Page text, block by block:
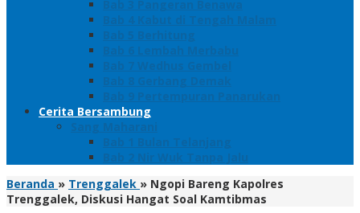
Bab 3 Pangeran Benawa
Bab 4 Kabut di Tengah Malam
Bab 5 Berhitung
Bab 6 Lembah Merbabu
Bab 7 Wedhus Gembel
Bab 8 Gerbang Demak
Bab 9 Pertempuran Panarukan
Cerita Bersambung
Sang Maharani
Bab 1 Bulan Telanjang
Bab 2 Nir Wuk Tanpa Jalu
Beranda » Trenggalek » Ngopi Bareng Kapolres
Trenggalek, Diskusi Hangat Soal Kamtibmas